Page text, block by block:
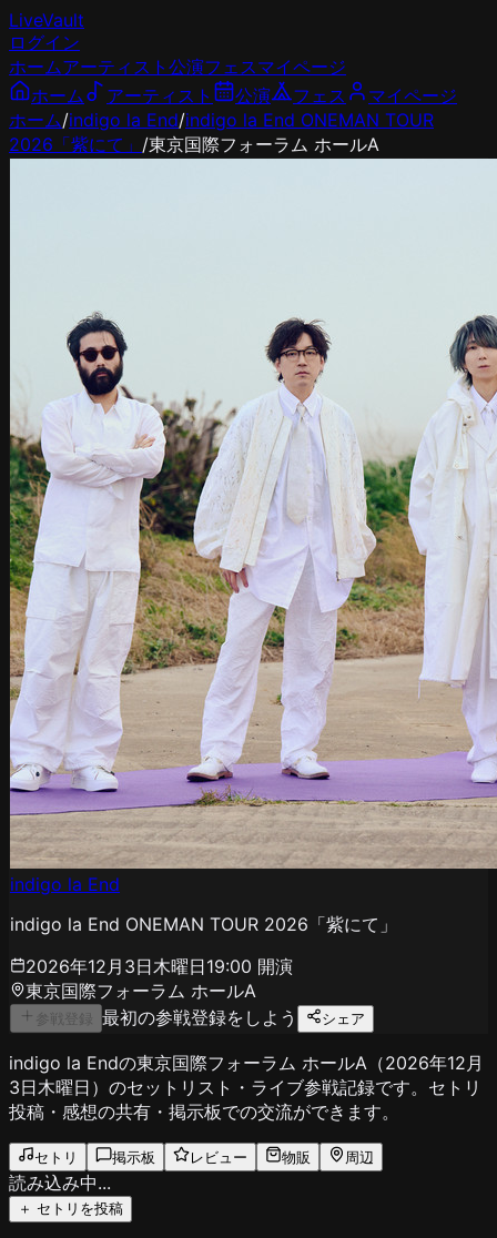
LiveVault
ログイン
ホームアーティスト 公演フェスマイページ
ホーム
アーティスト 公演 フェス
マイページ
ホーム/indigo la End/indigo la End ONEMAN TOUR
2026「紫にて」 /東京国際フォーラム ホールA
indigo la End
indigo la End ONEMAN TOUR 2026「紫にて」
2026年12月3日木曜日19:00 開演
東京国際フォーラム ホールA
参戦登録 最初の参戦登録をしよう シェア
indigo la Endの東京国際フォーラム ホールA（2026年12月
3日木曜日）のセットリスト・ライブ参戦記録です。セトリ
投稿・感想の共有・掲示板での交流ができます。
セトリ 掲示板 レビュー 物販 周辺
読み込み中...
＋ セトリを投稿